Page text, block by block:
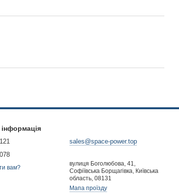
інформація
вам?
sales@space-power.top
вулиця Боголюбова, 41,
Софіївська Борщагівка, Київська
область, 08131
Мапа проїзду